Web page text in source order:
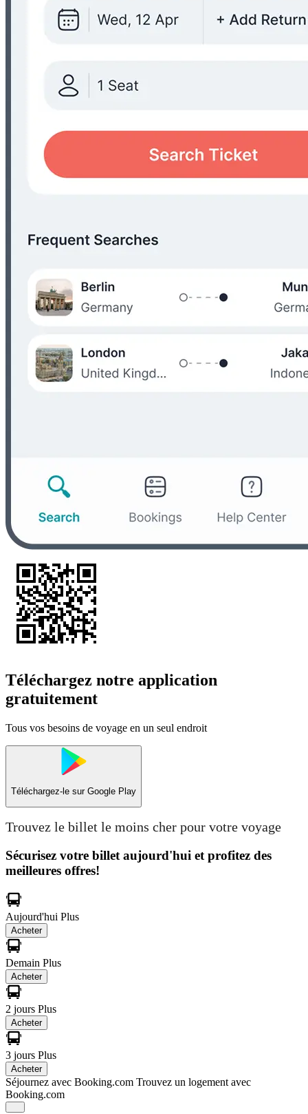
Téléchargez notre application
gratuitement
Tous vos besoins de voyage en un seul endroit
Téléchargez-le sur Google Play
Trouvez le billet le moins cher pour votre voyage
Sécurisez votre billet aujourd'hui et profitez des
meilleures offres!
Aujourd'hui Plus
Acheter
Demain Plus
Acheter
2 jours Plus
Acheter
3 jours Plus
Acheter
Séjournez avec Booking.com Trouvez un logement avec
Booking.com